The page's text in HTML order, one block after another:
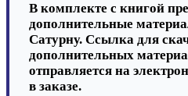
В комплекте с книгой
дополнительные
Сатурну. Ссылка для
дополнительных
отправляется на
в заказе.